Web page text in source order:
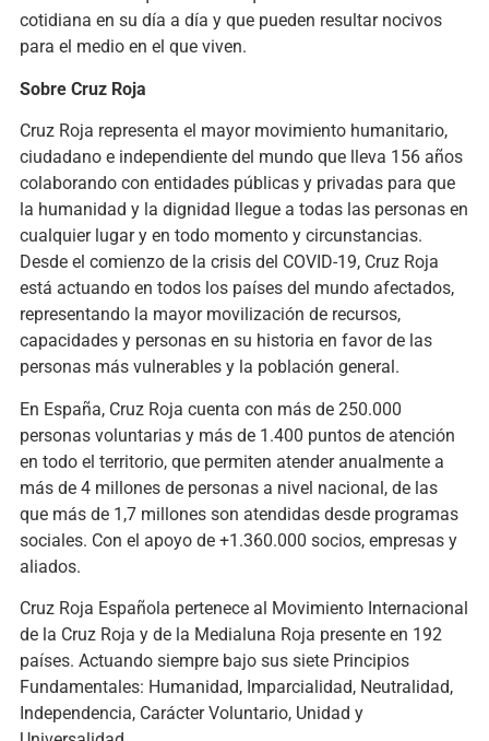
cotidiana en su día a día y que pueden resultar nocivos
para el medio en el que viven.
Sobre Cruz Roja
Cruz Roja representa el mayor movimiento humanitario,
ciudadano e independiente del mundo que lleva 156 años
colaborando con entidades públicas y privadas para que
la humanidad y la dignidad llegue a todas las personas en
cualquier lugar y en todo momento y circunstancias.
Desde el comienzo de la crisis del COVID-19, Cruz Roja
está actuando en todos los países del mundo afectados,
representando la mayor movilización de recursos,
capacidades y personas en su historia en favor de las
personas más vulnerables y la población general.
En España, Cruz Roja cuenta con más de 250.000
personas voluntarias y más de 1.400 puntos de atención
en todo el territorio, que permiten atender anualmente a
más de 4 millones de personas a nivel nacional, de las
que más de 1,7 millones son atendidas desde programas
sociales. Con el apoyo de +1.360.000 socios, empresas y
aliados.
Cruz Roja Española pertenece al Movimiento Internacional
de la Cruz Roja y de la Medialuna Roja presente en 192
países. Actuando siempre bajo sus siete Principios
Fundamentales: Humanidad, Imparcialidad, Neutralidad,
Independencia, Carácter Voluntario, Unidad y